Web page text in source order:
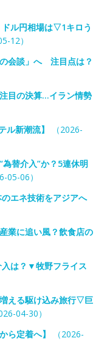
ル円相場は▽1キロう
12）
会談」へ 注目点は？
目の決算…イラン情勢
新潮流】
（2026-
替介入”か？5連休明
05-06）
エネ技術をアジアへ
業に追い風？飲食店の
入は？▼牧野フライス
える駆け込み旅行▽巨
04-30）
ら定着へ】
（2026-